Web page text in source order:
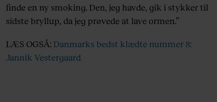
finde en ny smoking. Den, jeg havde, gik i stykker til
sidste bryllup, da jeg prøvede at lave ormen.”
LÆS OGSÅ: Danmarks bedst klædte nummer 8:
Jannik Vestergaard